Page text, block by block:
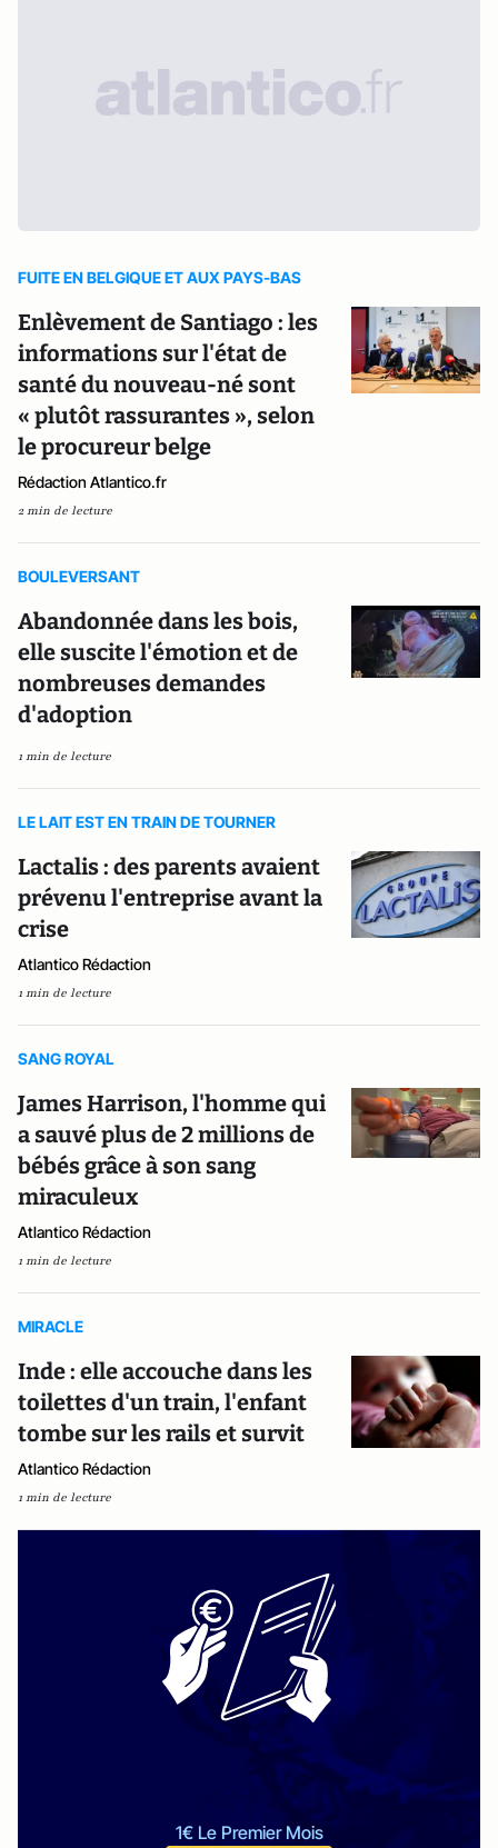
FUITE EN BELGIQUE ET AUX PAYS-BAS
Enlèvement de Santiago : les
informations sur l'état de
santé du nouveau-né sont
« plutôt rassurantes », selon
le procureur belge
Rédaction Atlantico.fr
2 min de lecture
BOULEVERSANT
Abandonnée dans les bois,
elle suscite l'émotion et de
nombreuses demandes
d'adoption
1 min de lecture
LE LAIT EST EN TRAIN DE TOURNER
Lactalis : des parents avaient
prévenu l'entreprise avant la
crise
Atlantico Rédaction
1 min de lecture
SANG ROYAL
James Harrison, l'homme qui
a sauvé plus de 2 millions de
bébés grâce à son sang
miraculeux
Atlantico Rédaction
1 min de lecture
MIRACLE
Inde : elle accouche dans les
toilettes d'un train, l'enfant
tombe sur les rails et survit
Atlantico Rédaction
1 min de lecture
1€ Le Premier Mois